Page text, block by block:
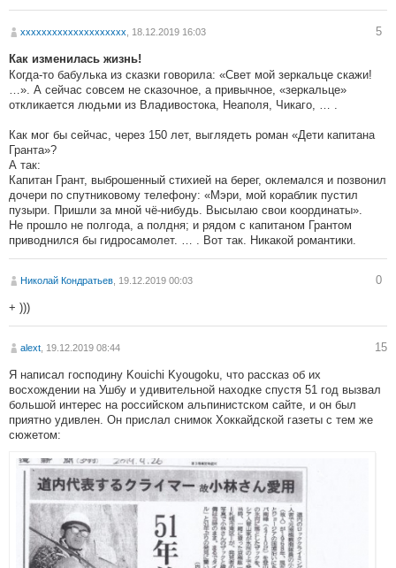
хххххххххххххххххххх , 18.12.2019 16:03 5
Как изменилась жизнь!
Когда-то бабулька из сказки говорила: «Свет мой зеркальце скажи!
…». А сейчас совсем не сказочное, а привычное, «зеркальце»
откликается людьми из Владивостока, Неаполя, Чикаго, … .
Как мог бы сейчас, через 150 лет, выглядеть роман «Дети капитана
Гранта»?
А так:
Капитан Грант, выброшенный стихией на берег, оклемался и позвонил
дочери по спутниковому телефону: «Мэри, мой кораблик пустил
пузыри. Пришли за мной чё-нибудь. Высылаю свои координаты».
Не прошло не полгода, а полдня; и рядом с капитаном Грантом
приводнился бы гидросамолет. … . Вот так. Никакой романтики.
Николай Кондратьев , 19.12.2019 00:03 0
+ )))
alext , 19.12.2019 08:44 15
Я написал господину Kouichi Kyougoku, что рассказ об их
восхождении на Ушбу и удивительной находке спустя 51 год вызвал
большой интерес на российском альпинистском сайте, и он был
приятно удивлен. Он прислал снимок Хоккайдской газеты с тем же
сюжетом: